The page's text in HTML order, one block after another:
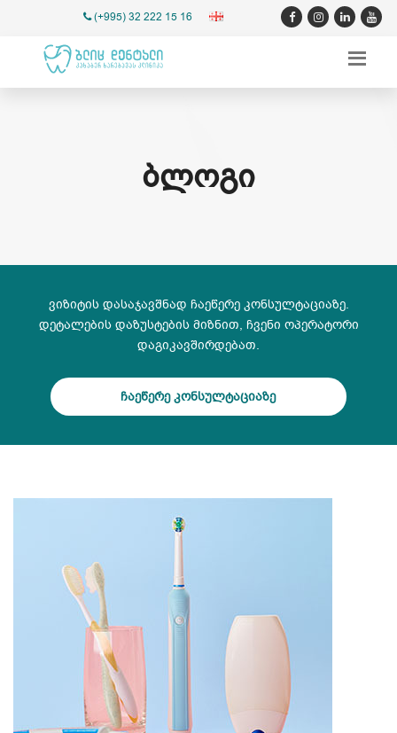
(+995) 32 222 15 16
ᲑᲚᲝᲒᲘ
ვიზიტის დასაჯავშნად ჩაეწერე კონსულტაციაზე.
დეტალების დაზუსტების მიზნით, ჩვენი ოპერატორი
დაგიკავშირდებათ.
ჩაეწერე კონსულტაციაზე